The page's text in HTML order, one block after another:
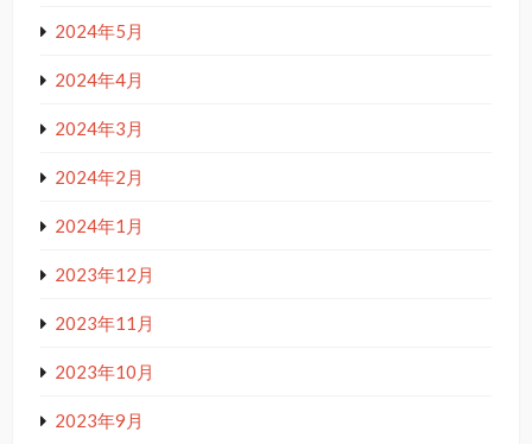
2024年5月
2024年4月
2024年3月
2024年2月
2024年1月
2023年12月
2023年11月
2023年10月
2023年9月